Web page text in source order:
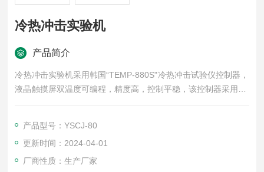
冷热冲击实验机
产品简介
冷热冲击实验机采用韩国“TEMP-880S"冷热冲击试验仪控制器，
液晶触摸屏双温度可编程，精度高，控制平稳，该控制器采用LC
D液晶显示触摸屏（5.7英寸），设定值、测量值、时间、加热器
整定功能。
产品型号：YSCJ-80
更新时间：2024-04-01
厂商性质：生产厂家